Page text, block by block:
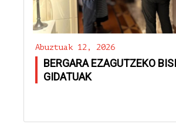
Abuztuak 12, 2026
BERGARA EZAGUTZEKO
GIDATUAK